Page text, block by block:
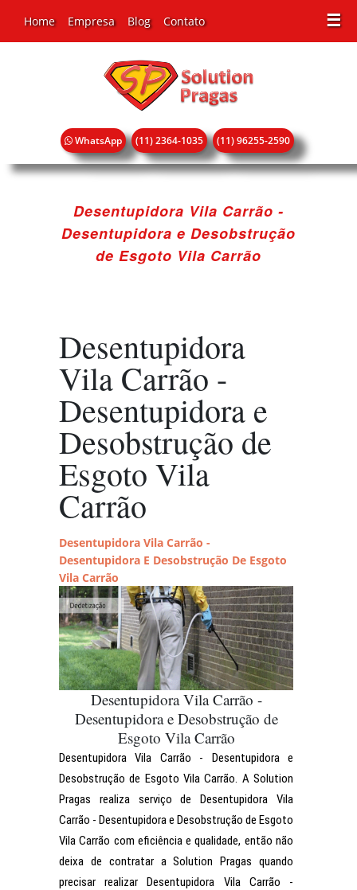
☰
Home Empresa Blog Contato
WhatsApp (11) 2364-1035 (11) 96255-2590
Desentupidora Vila Carrão -
Desentupidora e Desobstrução
de Esgoto Vila Carrão
Desentupidora
Vila Carrão -
Desentupidora e
Desobstrução de
Esgoto Vila
Carrão
Desentupidora Vila Carrão -
Desentupidora E Desobstrução De Esgoto
Vila Carrão
Desentupidora Vila Carrão -
Desentupidora e Desobstrução de
Esgoto Vila Carrão
Desentupidora Vila Carrão - Desentupidora e
Desobstrução de Esgoto Vila Carrão. A Solution
Pragas realiza serviço de Desentupidora Vila
Carrão - Desentupidora e Desobstrução de Esgoto
Vila Carrão com eficiência e qualidade, então não
deixa de contratar a Solution Pragas quando
precisar realizar Desentupidora Vila Carrão -